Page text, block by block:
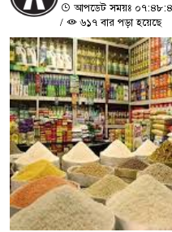
আপডেট সময়ঃ
/
৬১৭ বার পড়া হয়েছে